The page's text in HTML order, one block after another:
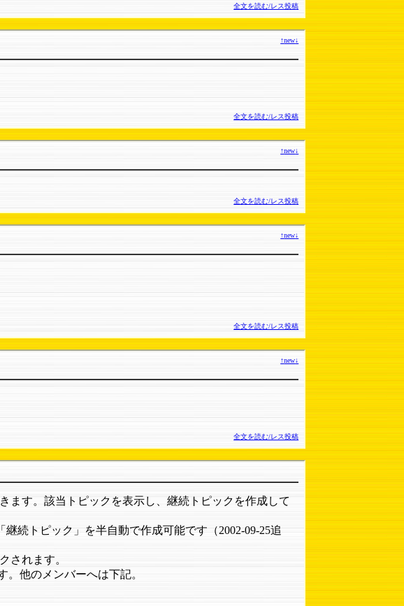
全文を読む/レス投稿
↑new↓
全文を読む/レス投稿
↑new↓
全文を読む/レス投稿
↑new↓
全文を読む/レス投稿
↑new↓
全文を読む/レス投稿
ます。該当トピックを表示し、継続トピックを作成して
続トピック」を半自動で作成可能です（2002-09-25追
されます。
。他のメンバーへは下記。